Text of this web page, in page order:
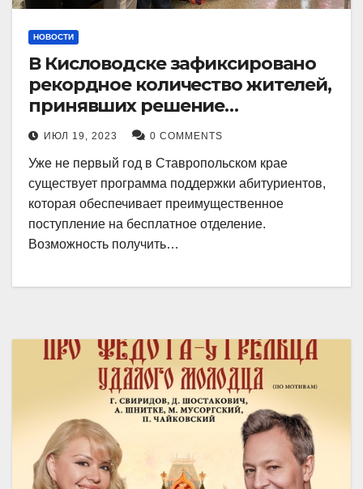
НОВОСТИ
В Кисловодске зафиксировано
рекордное количество жителей,
принявших решение
воспользоваться
установленными мерами, с
целью поступления в
медицинский вуз в районе.
ИЮЛ 19, 2023 0 COMMENTS
Уже не первый год в Ставропольском крае
существует программа поддержки абитуриентов,
которая обеспечивает преимущественное
поступление на бесплатное отделение.
Возможность получить…